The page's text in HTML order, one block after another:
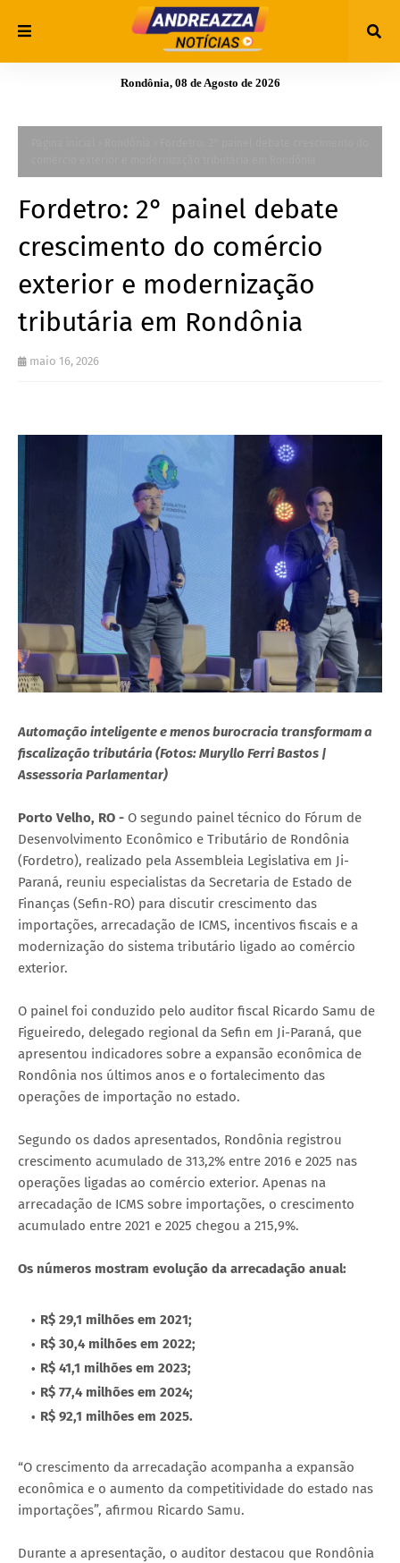
Rondônia, 08 de Agosto de 2026
Fordetro: 2° painel debate
crescimento do comércio
exterior e modernização
tributária em Rondônia
maio 16, 2026
Automação inteligente e menos burocracia transformam a
fiscalização tributária (Fotos: Muryllo Ferri Bastos |
Assessoria Parlamentar)
Porto Velho, RO - O segundo painel técnico do Fórum de
Desenvolvimento Econômico e Tributário de Rondônia
(Fordetro), realizado pela Assembleia Legislativa em Ji-
Paraná, reuniu especialistas da Secretaria de Estado de
Finanças (Sefin-RO) para discutir crescimento das
importações, arrecadação de ICMS, incentivos fiscais e a
modernização do sistema tributário ligado ao comércio
exterior.
O painel foi conduzido pelo auditor fiscal Ricardo Samu de
Figueiredo, delegado regional da Sefin em Ji-Paraná, que
apresentou indicadores sobre a expansão econômica de
Rondônia nos últimos anos e o fortalecimento das
operações de importação no estado.
Segundo os dados apresentados, Rondônia registrou
crescimento acumulado de 313,2% entre 2016 e 2025 nas
operações ligadas ao comércio exterior. Apenas na
arrecadação de ICMS sobre importações, o crescimento
acumulado entre 2021 e 2025 chegou a 215,9%.
Os números mostram evolução da arrecadação anual:
R$ 29,1 milhões em 2021;
R$ 30,4 milhões em 2022;
R$ 41,1 milhões em 2023;
R$ 77,4 milhões em 2024;
R$ 92,1 milhões em 2025.
“O crescimento da arrecadação acompanha a expansão
econômica e o aumento da competitividade do estado nas
importações”, afirmou Ricardo Samu.
Durante a apresentação, o auditor destacou que Rondônia